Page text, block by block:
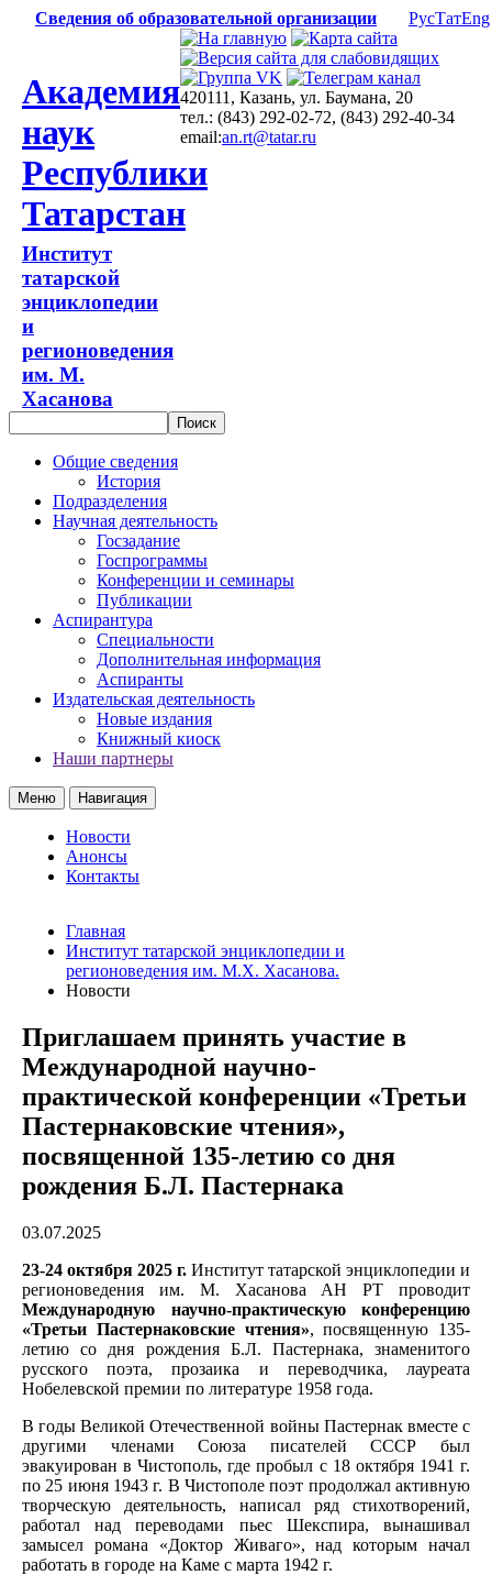
Сведения об образовательной организации РусТатEng
Академия
наук
Республики
Татарстан
Институт
татарской
энциклопедии
и
регионоведения
им. М.
Хасанова
420111, Казань, ул. Баумана, 20
тел.: (843) 292-02-72, (843) 292-40-34
email:an.rt@tatar.ru
Общие сведения
История
Подразделения
Научная деятельность
Госзадание
Госпрограммы
Конференции и семинары
Публикации
Аспирантура
Специальности
Дополнительная информация
Аспиранты
Издательская деятельность
Новые издания
Книжный киоск
Наши партнеры
Меню Навигация
Новости
Анонсы
Контакты
Главная
Институт татарской энциклопедии и
регионоведения им. М.Х. Хасанова.
Новости
Приглашаем принять участие в
Международной научно-
практической конференции «Третьи
Пастернаковские чтения»,
посвященной 135-летию со дня
рождения Б.Л. Пастернака
03.07.2025
23-24 октября 2025 г. Институт татарской энциклопедии и
регионоведения им. М. Хасанова АН РТ проводит
Международную научно-практическую конференцию
«Третьи Пастернаковские чтения», посвященную 135-
летию со дня рождения Б.Л. Пастернака, знаменитого
русского поэта, прозаика и переводчика, лауреата
Нобелевской премии по литературе 1958 года.
В годы Великой Отечественной войны Пастернак вместе с
другими членами Союза писателей СССР был
эвакуирован в Чистополь, где пробыл с 18 октября 1941 г.
по 25 июня 1943 г. В Чистополе поэт продолжал активную
творческую деятельность, написал ряд стихотворений,
работал над переводами пьес Шекспира, вынашивал
замысел романа «Доктор Живаго», над которым начал
работать в городе на Каме с марта 1942 г.